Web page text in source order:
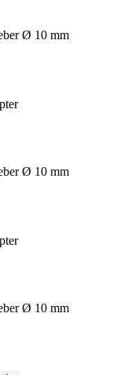
Ø 10 mm
Ø 10 mm
Ø 10 mm